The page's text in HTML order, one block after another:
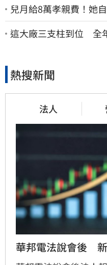
兒月給8萬孝親費！她
原地「傷心不已」
這大廠三支柱到位 全
熱搜新聞
法人
華邦電法說會後　